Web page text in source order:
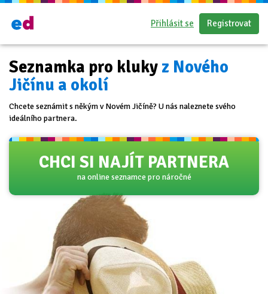
Přihlásit se Registrovat
Seznamka pro kluky z Nového
Jičínu a okolí
Chcete seznámit s někým v Novém Jičíně? U nás naleznete svého
ideálního partnera.
CHCI SI NAJÍT PARTNERA
na online seznamce pro náročné